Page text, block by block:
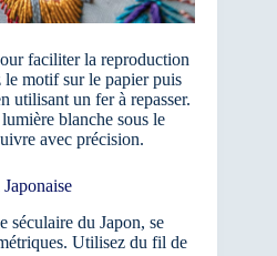
faciliter la reproduction
le motif sur le papier puis
utilisant un fer à repasser.
blanche sous le
avec précision.
séculaire du Japon, se
Utilisez du fil de